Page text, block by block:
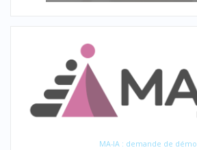
MA-IA : demande de démo